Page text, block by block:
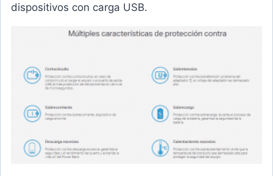
dispositivos con carga USB.